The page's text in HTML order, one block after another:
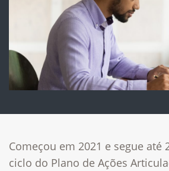
Começou em 2021 e segue até
ciclo do Plano de Ações